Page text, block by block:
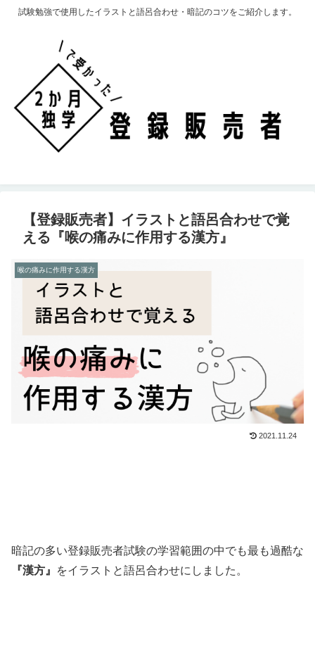
試験勉強で使用したイラストと語呂合わせ・暗記のコツをご紹介します。
【登録販売者】イラストと語呂合わせで覚
える『喉の痛みに作用する漢方』
喉の痛みに作用する漢方
2021.11.24
暗記の多い登録販売者試験の学習範囲の中でも最も過酷な
『漢方』
をイラストと語呂合わせにしました。